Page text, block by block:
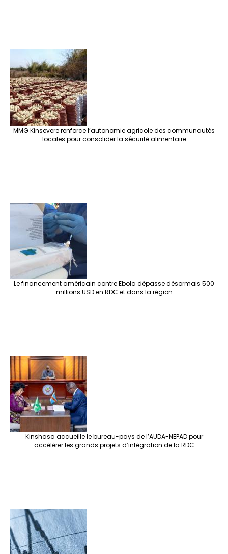
MMG Kinsevere renforce l’autonomie agricole des communautés
locales pour consolider la sécurité alimentaire
Le financement américain contre Ebola dépasse désormais 500
millions USD en RDC et dans la région
Kinshasa accueille le bureau-pays de l’AUDA-NEPAD pour
accélérer les grands projets d’intégration de la RDC